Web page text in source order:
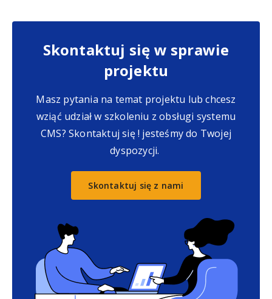
Skontaktuj się w sprawie
projektu
Masz pytania na temat projektu lub chcesz
wziąć udział w szkoleniu z obsługi systemu
CMS? Skontaktuj się ! jesteśmy do Twojej
dyspozycji.
Skontaktuj się z nami